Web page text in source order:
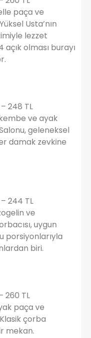
paça ve
Usta’nın
lezzet
olması burayı
248 TL
ve ayak
geleneksel
damak zevkine
– 244 TL
ve
uygun
porsiyonlarıyla
biri.
260 TL
paça ve
çorba
mekan.